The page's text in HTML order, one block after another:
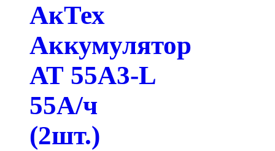
АкТех
Аккумулятор
АТ 55A3-L
55А/ч
(2шт.)